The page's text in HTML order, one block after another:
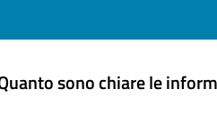
sono chiare le